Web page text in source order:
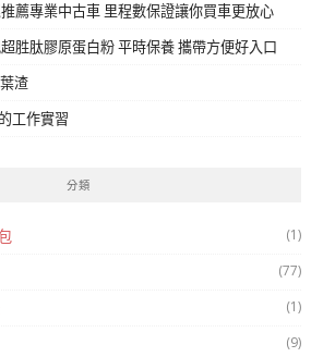
薦專業中古車 里程數保證讓你買車更放心
胜肽膠原蛋白粉 平時保養 攜帶方便好入口
渣
工作實習
分類
(1)
(77)
(1)
(9)